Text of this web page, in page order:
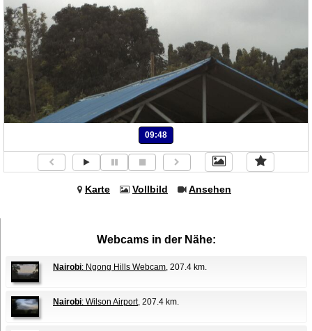
09:48
Karte Vollbild Ansehen
Webcams in der Nähe:
Nairobi: Ngong Hills Webcam, 207.4 km.
Nairobi: Wilson Airport, 207.4 km.